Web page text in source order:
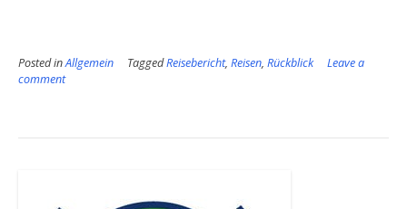
Posted inAllgemein TaggedReisebericht, Reisen, Rückblick
Leave a
comment